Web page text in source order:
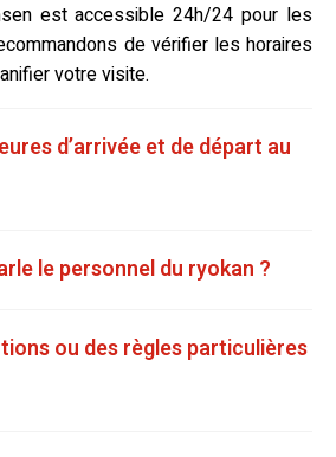
est accessible 24h/24 pour les
de vérifier les horaires
votre visite.
d’arrivée et de départ au
le personnel du ryokan ?
ou des règles particulières